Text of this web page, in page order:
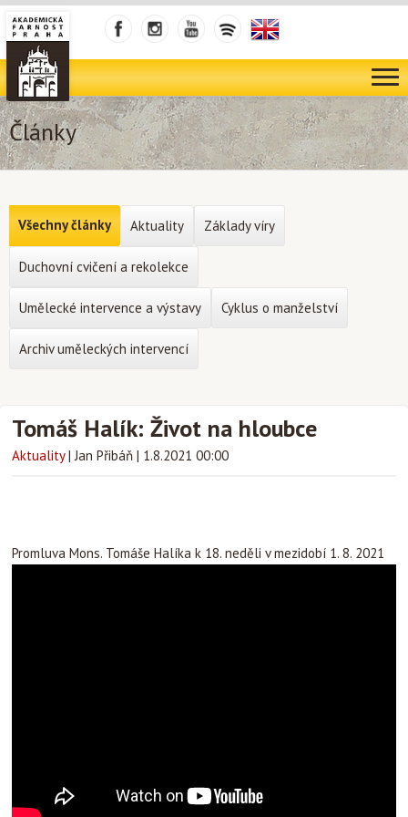
Články
Tomáš Halík: Život na hloubce
Aktuality |Jan Přibáň | 1.8.2021 00:00
Promluva Mons. Tomáše Halíka k 18. neděli v mezidobí 1. 8. 2021
Všechny články Aktuality Základy víry
Duchovní cvičení a rekolekce
Umělecké intervence a výstavy Cyklus o manželství
Archiv uměleckých intervencí